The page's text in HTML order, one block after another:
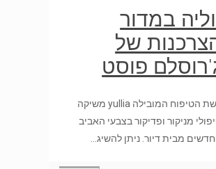
במדור
של
פוסט
רשת הטיפוח המובילה yullia משיקה
מניקור ופדיקור בצבעי האביב
מבית דיור. ניתן להשיג…